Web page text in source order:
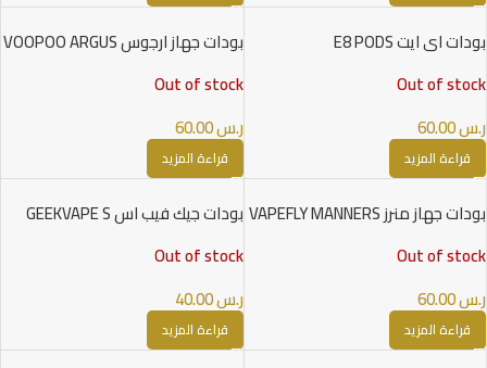
بودات اي ايت E8 PODS
Out of stock
ر.س
قراءة المزيد
بودات جهاز ارجوس VOOPOO ARGUS
Out of stock
ر.س60.00
قراءة المزيد
بودات جهاز منرز VAPEFLY MANNERS
Out of stock
ر.س
قراءة المزيد
بودات جيك فيب اس GEEKVAPE S
Out of stock
ر.س40.00
قراءة المزيد